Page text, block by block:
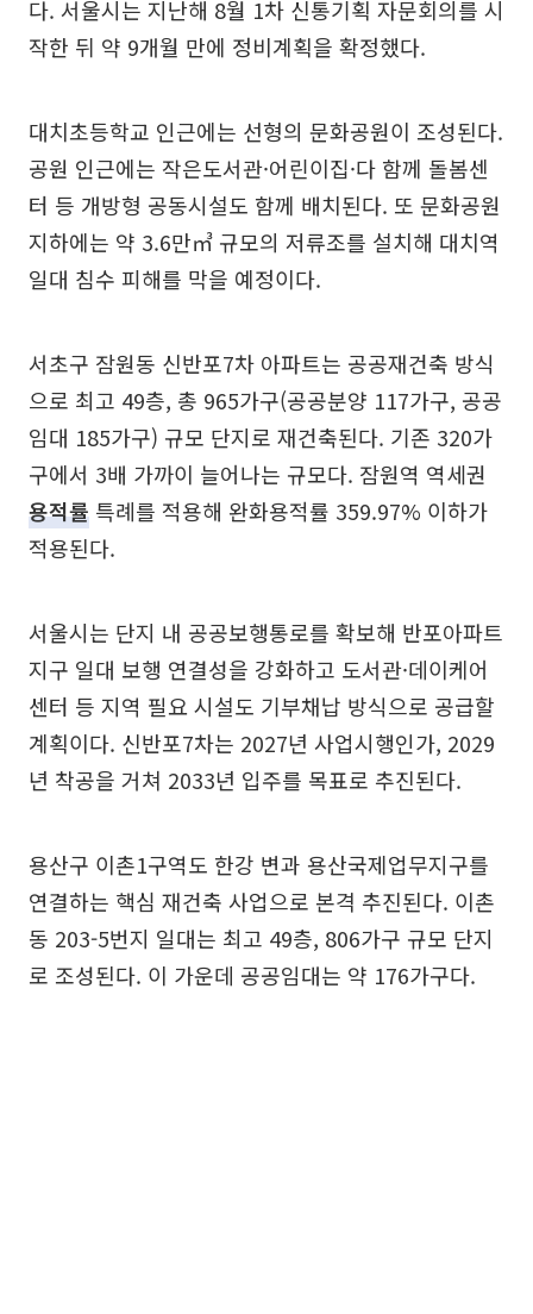
다. 서울시는 지난해 8월 1차 신통기획 자문회의를 시
작한 뒤 약 9개월 만에 정비계획을 확정했다.
대치초등학교 인근에는 선형의 문화공원이 조성된다.
공원 인근에는 작은도서관·어린이집·다 함께 돌봄센
터 등 개방형 공동시설도 함께 배치된다. 또 문화공원
지하에는 약 3.6만㎥ 규모의 저류조를 설치해 대치역
일대 침수 피해를 막을 예정이다.
서초구 잠원동 신반포7차 아파트는 공공재건축 방식
으로 최고 49층, 총 965가구(공공분양 117가구, 공공
임대 185가구) 규모 단지로 재건축된다. 기존 320가
구에서 3배 가까이 늘어나는 규모다. 잠원역 역세권
용적률 특례를 적용해 완화용적률 359.97% 이하가
적용된다.
서울시는 단지 내 공공보행통로를 확보해 반포아파트
지구 일대 보행 연결성을 강화하고 도서관·데이케어
센터 등 지역 필요 시설도 기부채납 방식으로 공급할
계획이다. 신반포7차는 2027년 사업시행인가, 2029
년 착공을 거쳐 2033년 입주를 목표로 추진된다.
용산구 이촌1구역도 한강 변과 용산국제업무지구를
연결하는 핵심 재건축 사업으로 본격 추진된다. 이촌
동 203-5번지 일대는 최고 49층, 806가구 규모 단지
로 조성된다. 이 가운데 공공임대는 약 176가구다.